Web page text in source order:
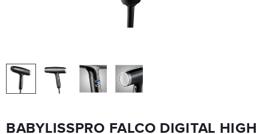
889 kr 755,65 kr
BABYLISSPRO FALCO DIGITAL HIGH